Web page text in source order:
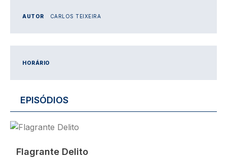
AUTOR CARLOS TEIXEIRA
HORÁRIO
EPISÓDIOS
Imagem
Flagrante Delito